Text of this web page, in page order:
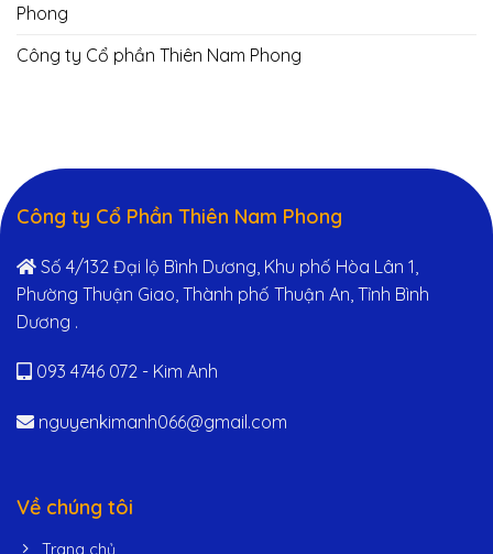
Phong
Công ty Cổ phần Thiên Nam Phong
Công ty Cổ Phần Thiên Nam Phong
Số 4/132 Đại lộ Bình Dương, Khu phố Hòa Lân 1,
Phường Thuận Giao, Thành phố Thuận An, Tỉnh Bình
Dương .
093 4746 072 - Kim Anh
nguyenkimanh066@gmail.com
Về chúng tôi
Trang chủ